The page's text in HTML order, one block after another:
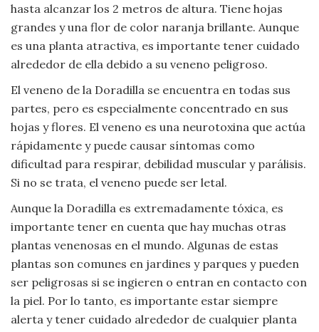
Viajar
hasta alcanzar los 2 metros de altura. Tiene hojas
grandes y una flor de color naranja brillante. Aunque
es una planta atractiva, es importante tener cuidado
alrededor de ella debido a su veneno peligroso.
El veneno de la Doradilla se encuentra en todas sus
partes, pero es especialmente concentrado en sus
hojas y flores. El veneno es una neurotoxina que actúa
rápidamente y puede causar síntomas como
dificultad para respirar, debilidad muscular y parálisis.
Si no se trata, el veneno puede ser letal.
Aunque la Doradilla es extremadamente tóxica, es
importante tener en cuenta que hay muchas otras
plantas venenosas en el mundo. Algunas de estas
plantas son comunes en jardines y parques y pueden
ser peligrosas si se ingieren o entran en contacto con
la piel. Por lo tanto, es importante estar siempre
alerta y tener cuidado alrededor de cualquier planta